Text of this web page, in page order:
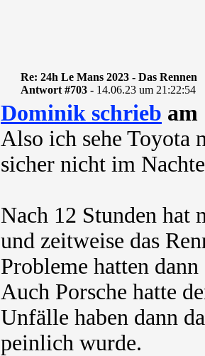
Re: 24h Le Mans 2023 - Das Rennen
Antwort #703 - 14.06.23 um 21:22:54
Dominik schrieb am
Also ich sehe Toyota
sicher nicht im
Nach 12 Stunden hat
und zeitweise das
Probleme hatten
Auch Porsche hatte
Unfälle haben dann
peinlich wurde.